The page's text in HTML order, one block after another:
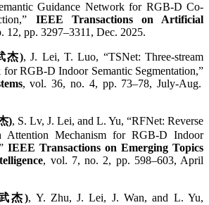
Guidance Network for RGB-D Co-
IEEE Transactions on Artificial
12, pp. 3297–3311, Dec. 2025.
杰), J. Lei, T. Luo, “TSNet: Three-stream
RGB-D Indoor Semantic Segmentation,”
, vol. 36, no. 4, pp. 73–78, July-Aug.
), S. Lv, J. Lei, and L. Yu, “RFNet: Reverse
Attention Mechanism for RGB-D Indoor
IEEE Transactions on Emerging Topics
, vol. 7, no. 2, pp. 598–603, April
杰), Y. Zhu, J. Lei, J. Wan, and L. Yu,